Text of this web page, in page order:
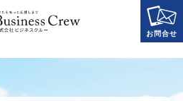
WEBで解決！
申込みフォーム